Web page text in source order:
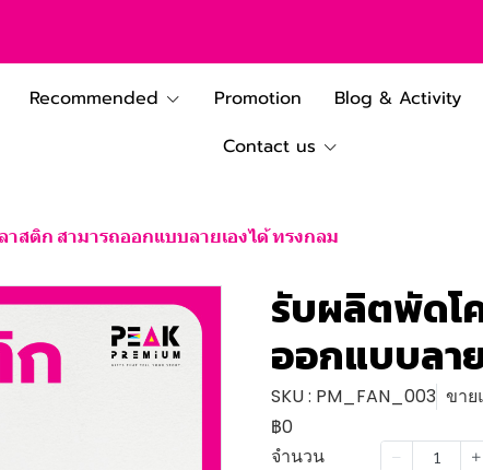
Recommended Promotion Blog & Activity
Contact us
สติก สามารถออกแบบลายเองได้ ทรงกลม
รับผลิตพัดโ
ออกแบบลา
SKU : PM_FAN_003 ขาย
฿0
จำนวน